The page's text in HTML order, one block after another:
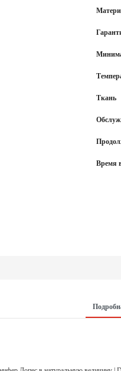
Ткань
Время